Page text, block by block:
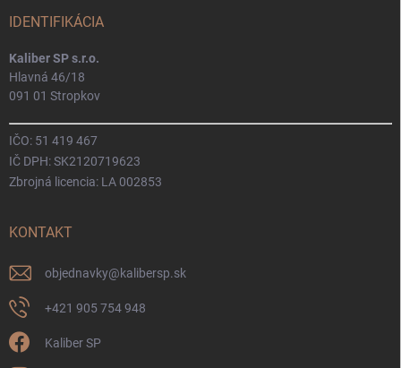
IDENTIFIKÁCIA
Kaliber SP s.r.o.
Hlavná 46/18
091 01 Stropkov
IČO: 51 419 467
IČ DPH: SK2120719623
Zbrojná licencia: LA 002853
KONTAKT
objednavky@kalibersp.sk
+421 905 754 948
Kaliber SP